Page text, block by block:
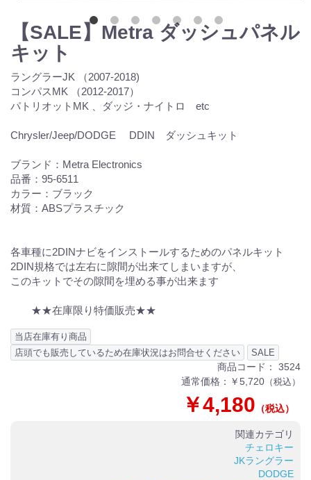
【SALE】Metra ダッシュパネル
キット
ラングラーJK （2007-2018)
コンパスMK （2012-2017）
パトリオットMK 、ダッジ・ナイトロ etc
Chrysler/Jeep/DODGE DDIN ダッシュキット
ブランド：Metra Electronics
品番：95-6511
カラー：ブラック
材質：ABSプラスチック
各車種に2DINナビをインストールするためのパネルキット
2DIN規格では左右に隙間が出来てしまいますが、
このキットでその隙間を埋める事が出来ます
★★在庫限り特価販売★★
当店在庫有り商品
店頭でも販売しているため在庫状況はお問合せください
SALE
商品コード： 3524
通常価格：￥5,720 （税込）
￥4,180 （税込）
関連カテゴリ
チェロキー
JKラングラー
DODGE